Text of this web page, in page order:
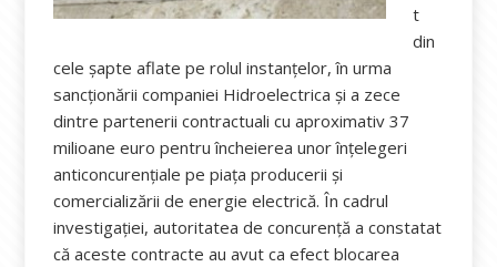
t
din
cele şapte aflate pe rolul instanţelor, în urma
sancţionării companiei Hidroelectrica şi a zece
dintre partenerii contractuali cu aproximativ 37
milioane euro pentru încheierea unor înţelegeri
anticoncurenţiale pe piaţa producerii şi
comercializării de energie electrică. În cadrul
investigaţiei, autoritatea de concurenţă a constatat
că aceste contracte au avut ca efect blocarea